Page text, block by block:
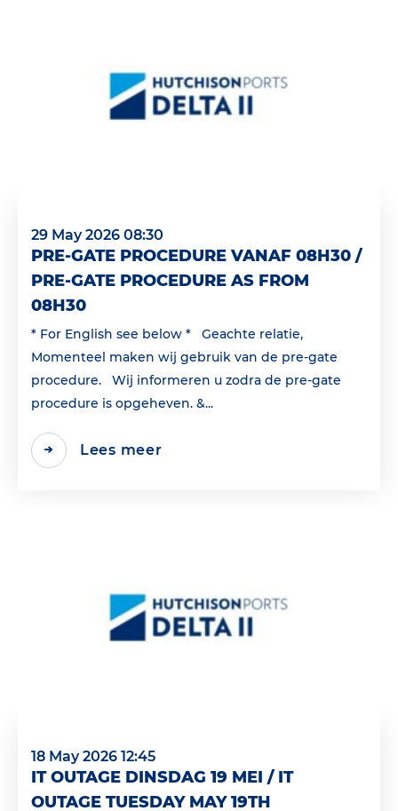
29 May 2026 08:30
PRE-GATE PROCEDURE VANAF 08H30 /
PRE-GATE PROCEDURE AS FROM
08H30
* For English see below * Geachte relatie,
Momenteel maken wij gebruik van de pre-gate
procedure. Wij informeren u zodra de pre-gate
procedure is opgeheven. &...
Lees meer
18 May 2026 12:45
IT OUTAGE DINSDAG 19 MEI / IT
OUTAGE TUESDAY MAY 19TH